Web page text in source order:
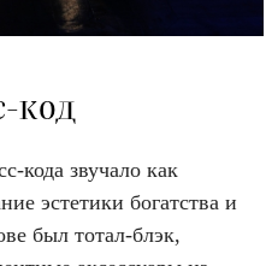
код
кода звучало как
эстетики богатства и
был тотал-блэк,